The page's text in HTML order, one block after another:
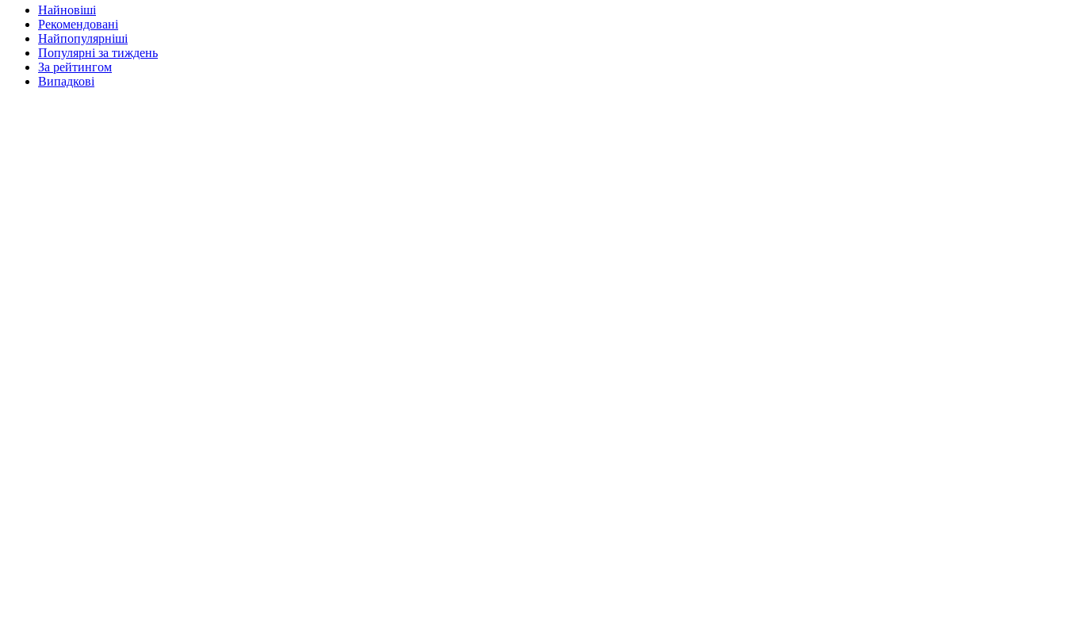
Найновіші
Рекомендовані
Найпопулярніші
Популярні за тиждень
За рейтингом
Випадкові